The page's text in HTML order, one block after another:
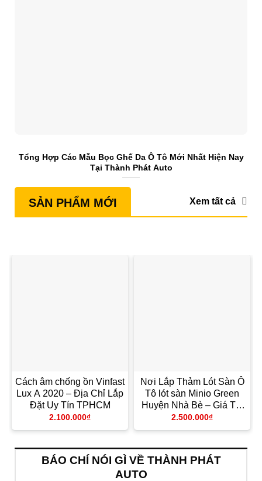
Tổng Hợp Các Mẫu Bọc Ghế Da Ô Tô Mới Nhất Hiện Nay
Tại Thành Phát Auto
SẢN PHẨM MỚI Xem tất cả
Cách âm chống ồn Vinfast
Lux A 2020 – Địa Chỉ Lắp
Đặt Uy Tín TPHCM
2.100.000₫
Nơi Lắp Thảm Lót Sàn Ô
Tô lót sàn Minio Green
Huyện Nhà Bè – Giá Tốt
TPHCM
2.500.000₫
BÁO CHÍ NÓI GÌ VỀ THÀNH PHÁT
AUTO